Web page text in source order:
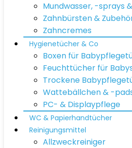
Mundwasser, -sprays
Zahnbürsten &
Zahncremes
Hygienetücher & Co
Boxen für
Feuchttücher für
Trockene
Wattebällchen & -
PC- & Displaypflege
WC & Papierhandtücher
Reinigungsmittel
Allzweckreiniger